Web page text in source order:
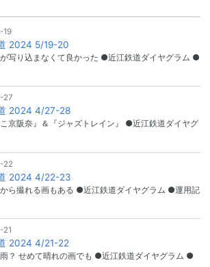
19
2024 5/19-20
写り込まなくて良かった ●近江鉄道ダイヤグラム ●
27
2024 4/27-28
京阪奈』＆『ジャズトレイン』 ●近江鉄道ダイヤグ
22
2024 4/22-23
ら撮れる画もある ●近江鉄道ダイヤグラム ●運用記
21
2024 4/21-22
？ せめて晴れの画でも ●近江鉄道ダイヤグラム ●